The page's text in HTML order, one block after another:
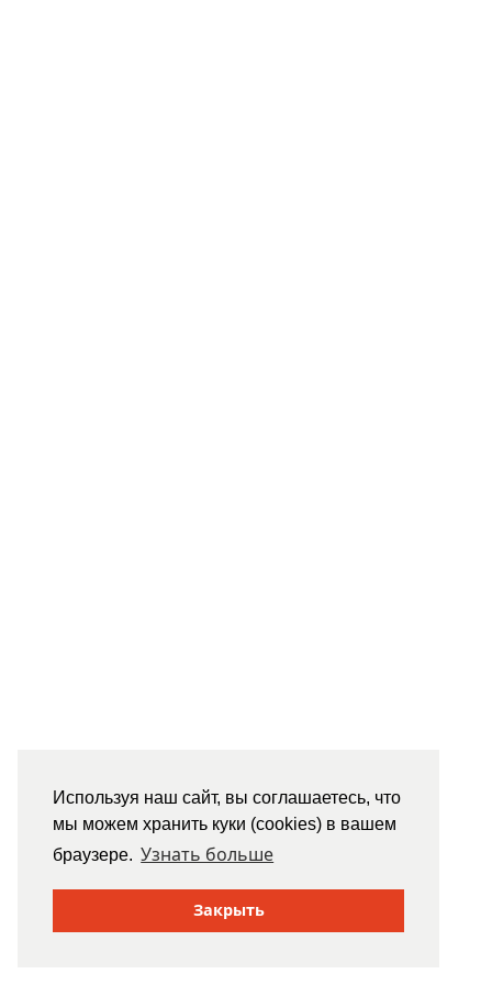
Используя наш сайт, вы соглашаетесь, что
мы можем хранить куки (cookies) в вашем
браузере. Узнать больше
Закрыть